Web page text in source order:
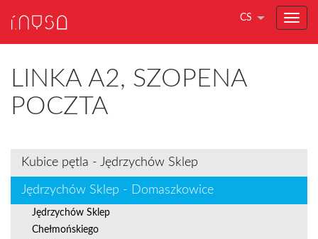
CS
LINKA A2, SZOPENA
POCZTA
Kubice pętla - Jędrzychów Sklep
Jędrzychów Sklep - Domaszkowice
Jędrzychów Sklep
Chełmońskiego